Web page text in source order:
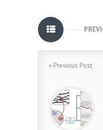
« Previous Post